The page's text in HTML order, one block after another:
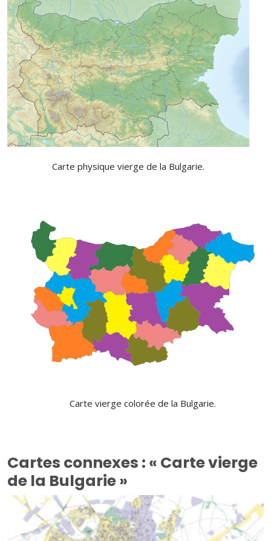
Carte physique vierge de la Bulgarie.
Carte vierge colorée de la Bulgarie.
Cartes connexes : « Carte vierge
de la Bulgarie »